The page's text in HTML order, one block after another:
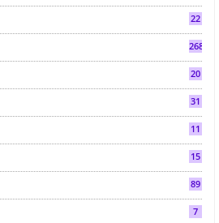
22
268
20
31
11
15
89
7